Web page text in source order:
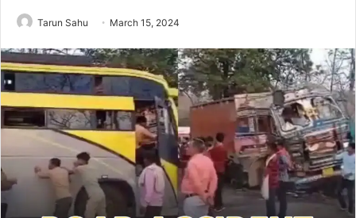
Tarun Sahu March 15, 2024